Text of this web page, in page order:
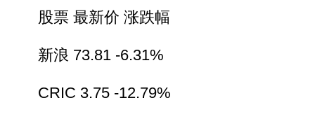
股票 最新价 涨跌幅
新浪 73.81 -6.31%
CRIC 3.75 -12.79%